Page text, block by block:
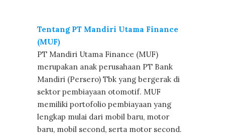
Tentang PT Mandiri Utama Finance
(MUF)
PT Mandiri Utama Finance (MUF)
merupakan anak perusahaan PT Bank
Mandiri (Persero) Tbk yang bergerak di
sektor pembiayaan otomotif. MUF
memiliki portofolio pembiayaan yang
lengkap mulai dari mobil baru, motor
baru, mobil second, serta motor second.